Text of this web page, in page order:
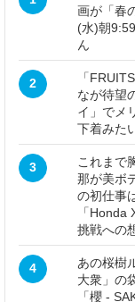
画が「春
(水)朝
ん
2
「
なが待望
イ」でメ
下着みた
3
これまで
那が美ボ
の初仕事
「
挑戦への
4
あの桜樹
大衆」の
「櫻 -